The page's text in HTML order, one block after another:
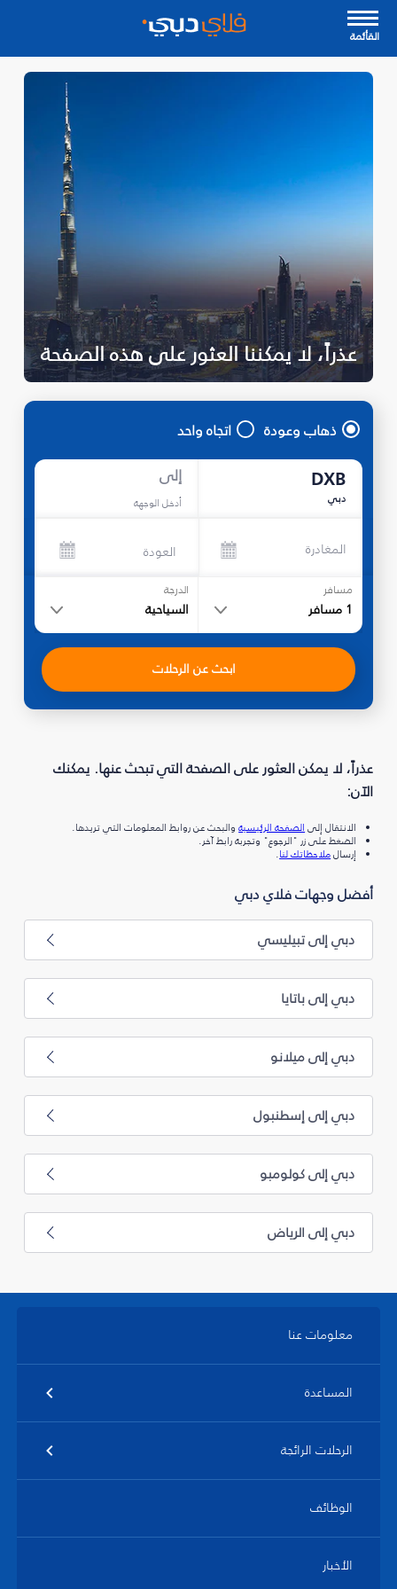
القأئمة
عذراً، لا يمكننا العثور على هذه الصفحة
ذهاب وعودة اتجاه واحد
DXB
دبي
إلى
أدخل الوجهة
المغادرة العودة
مسافر
1 مسافر
الدرجة
السياحية
ابحث عن الرحلات
عذراً، لا يمكن العثور على الصفحة التي تبحث عنها. يمكنك
الآن:
الانتقال إلىالصفحة الرئيسيةوالبحث عن روابط المعلومات التي تريدها.
الضغط على زر "الرجوع" وتجربة رابط آخر.
إرسالملاحظاتك لنا.
أفضل وجهات فلاي دبي
دبي إلى تبيليسي
دبي إلى باتايا
دبي إلى ميلانو
دبي إلى إسطنبول
دبي إلى كولومبو
دبي إلى الرياض
معلومات عنا
المساعدة
الرحلات الرائجة
الوظائف
الأخبار